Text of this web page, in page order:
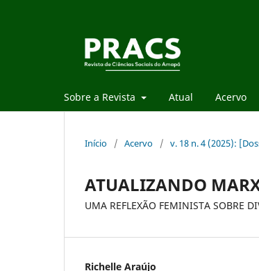
Sobre a Revista Atual Acervo
Início / Acervo / v. 18 n. 4 (2025):
ATUALIZANDO
UMA REFLEXÃO FEMINISTA SOBRE
Richelle Araújo